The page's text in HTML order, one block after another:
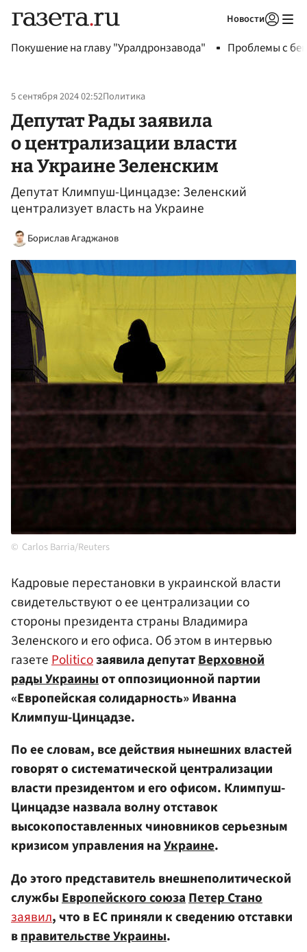
Новости
Покушение на главу "Уралдронзавода" Проблемы с
5 сентября 2024 02:52Политика
Депутат Рады заявила
о централизации власти
на Украине Зеленским
Депутат Климпуш-Цинцадзе: Зеленский
централизует власть на Украине
Борислав Агаджанов
Carlos Barria/Reuters
Кадровые перестановки в украинской власти
свидетельствуют о ее централизации со
стороны президента страны Владимира
Зеленского и его офиса. Об этом в интервью
газетеPoliticoзаявила депутатВерховной
рады Украиныот оппозиционной партии
«Европейская солидарность» Иванна
Климпуш-Цинцадзе.
По ее словам, все действия нынешних властей
говорят о систематической централизации
власти президентом и его офисом. Климпуш-
Цинцадзе назвала волну отставок
высокопоставленных чиновников серьезным
кризисом управления наУкраине.
До этого представитель внешнеполитической
службы Европейского союза Петер Стано
заявил, что в ЕС приняли к сведению отставки
вправительстве Украины.